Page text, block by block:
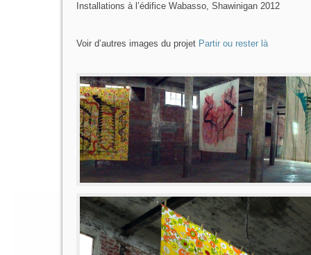
Installations à l’édifice Wabasso, Shawinigan 2012
Voir d’autres images du projet Partir ou rester là